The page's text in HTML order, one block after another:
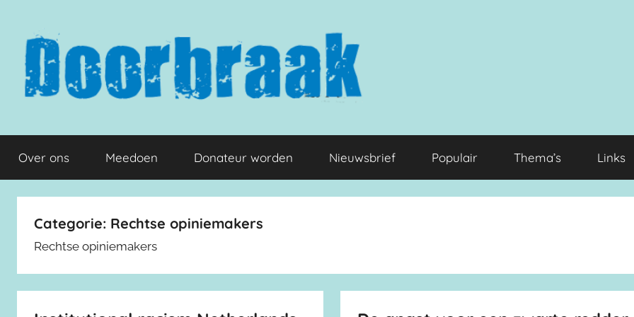
inhoud
springen
Doorbraak.eu
Over ons Meedoen Donateur worden Nieuwsbrief Populair Thema’s Links
Categorie: Rechtse opiniemakers
Rechtse opiniemakers